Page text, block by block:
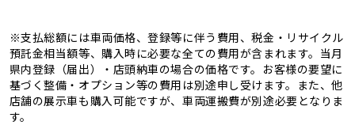
※支払総額には車両価格、登録等に伴う費用、税金・リサイクル
預託金相当額等、購入時に必要な全ての費用が含まれます。当月
県内登録（届出）・店頭納車の場合の価格です。お客様の要望に
基づく整備・オプション等の費用は別途申し受けます。また、他
店舗の展示車も購入可能ですが、車両運搬費が別途必要となりま
す。